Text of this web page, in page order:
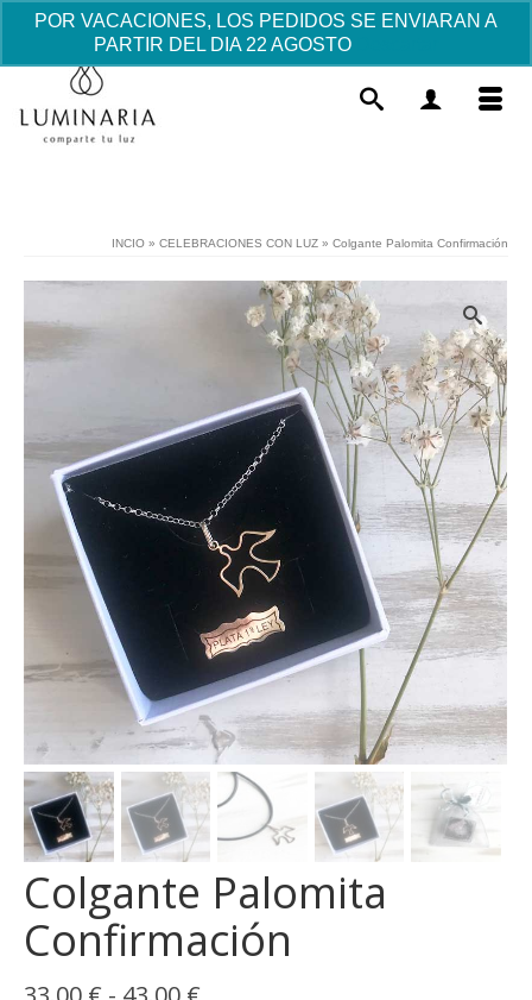
POR VACACIONES, LOS PEDIDOS SE ENVIARAN A
PARTIR DEL DIA 22 AGOSTO
INCIO » CELEBRACIONES CON LUZ » Colgante Palomita Confirmación
Colgante Palomita
Confirmación
Rosario de Perlitas
+ AÑADIR